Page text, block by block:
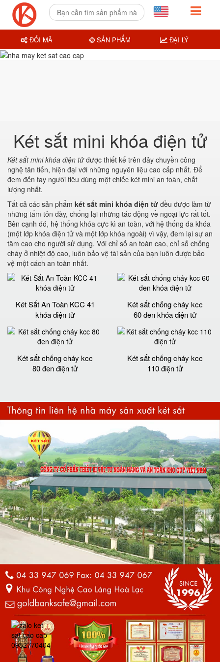
Két sắt mini khóa điện tử
Két sắt mini khóa điện tửđược thiết kế trên dây chuyền công
nghệ tân tiến, hiện đại với những nguyên liệu cao cấp nhất. Để
đem đến tay người tiêu dùng một chiếc két mini an toàn, chất
lượng nhất.
Tất cả các sản phẩm két sắt mini khóa điện tử đều được làm từ
những tấm tôn dày, chống lại những tác động về ngoại lực rất tốt.
Bên cạnh đó, hệ thống khóa cực kì an toàn, với hệ thống đa khóa
(một lớp khóa điện tử và một lớp khóa ngoài) vì vậy, đem lại sự an
tâm cao cho người sử dụng. Với chỉ số an toàn cao, chỉ số chống
cháy ở nhiệt độ cao, luôn bảo vệ tài sản của bạn luôn được bảo
vệ một cách an toàn nhất.
Két Sắt An Toàn KCC 41
khóa điện tử
Két sắt chống cháy kcc
60 đen khóa điện tử
Két sắt chống cháy kcc
80 đen điện tử
Két sắt chống cháy kcc
110 điện tử
ĐỔI MÃ SẢN PHẨM ĐẠI LÝ